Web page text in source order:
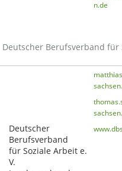
n.de
Deutscher Berufsverband für
Deutscher
Berufsverband
für Soziale Arbeit e.
V.